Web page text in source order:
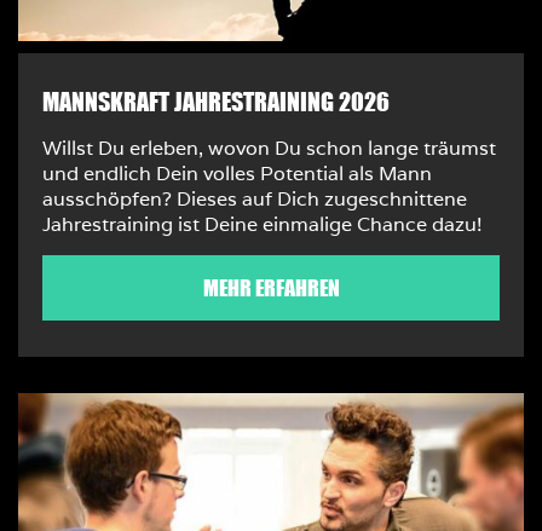
MANNSKRAFT JAHRESTRAINING 2026
Willst Du erleben, wovon Du schon lange träumst
und endlich Dein volles Potential als Mann
ausschöpfen? Dieses auf Dich zugeschnittene
Jahrestraining ist Deine einmalige Chance dazu!
MEHR ERFAHREN